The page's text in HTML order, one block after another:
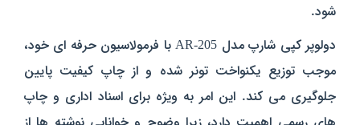
شود.
دولوپر کپی شارپ مدل AR-205 با فرمولاسیون حرفه‌ ای خود،
موجب توزیع یکنواخت تونر شده و از چاپ کیفیت پایین
جلوگیری می‌ کند. این امر به‌ ویژه برای اسناد اداری و چاپ‌